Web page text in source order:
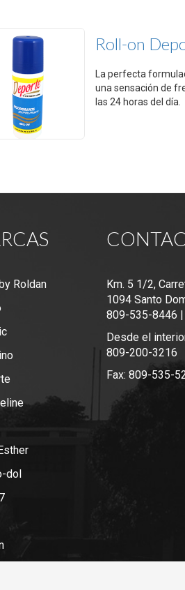
Roll-on
La perfecta
una sensación de
las 24 horas del día.
Roldan
dol
Km. 5 1/2,
1094 Santo
809-535-8446
Desde el
809-200-3216
Fax: 809-535-